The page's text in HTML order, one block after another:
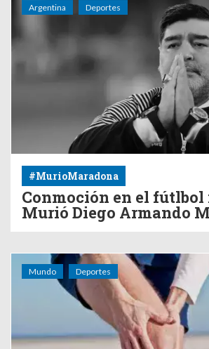
Argentina Deportes
#MurioMaradona
Conmoción en el
Murió Diego Armando
Mundo Deportes